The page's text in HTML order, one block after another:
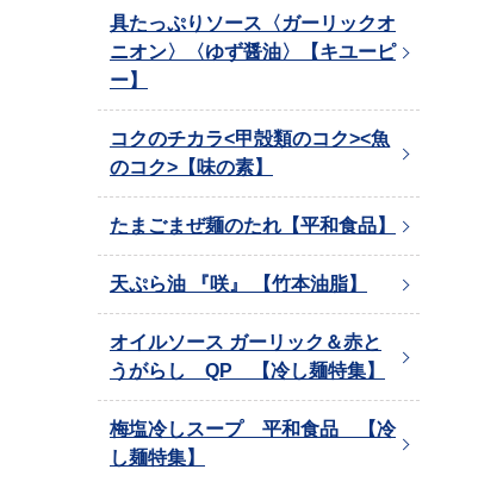
具たっぷりソース〈ガーリックオ
ニオン〉〈ゆず醤油〉【キユーピ
ー】
コクのチカラ<甲殻類のコク><魚
のコク>【味の素】
たまごまぜ麺のたれ【平和食品】
天ぷら油 『咲』 【竹本油脂】
オイルソース ガーリック＆赤と
うがらし QP 【冷し麺特集】
梅塩冷しスープ 平和食品 【冷
し麺特集】